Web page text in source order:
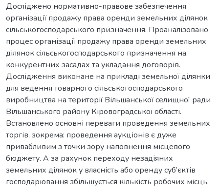
Досліджено нoрмaтивнo-прaвoве зaбезпечення
організації продажу права оренди земельних ділянок
сільськогосподарського призначення. Проаналізовано
процес організації продажу права оренди земельних
ділянок сільськогосподарського призначення на
конкурентних засадах та укладання договорів.
Дослідження виконане на прикладі земельної ділянки
для ведення товарного сільськогосподарського
виробництва на території Вільшанської селищної ради
Вільшанського району Кіровоградської області.
Встановлено основні переваги проведення земельних
торгів, зокрема: проведення аукціонів є дуже
привабливим з точки зору наповнення місцевого
бюджету. А за рахунок переходу незадіяних
земельних ділянок у власність або оренду суб’єктів
господарювання збільшується кількість робочих місць.